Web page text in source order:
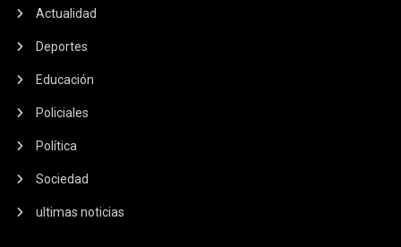
Actualidad
Deportes
Educación
Policiales
Política
Sociedad
ultimas noticias